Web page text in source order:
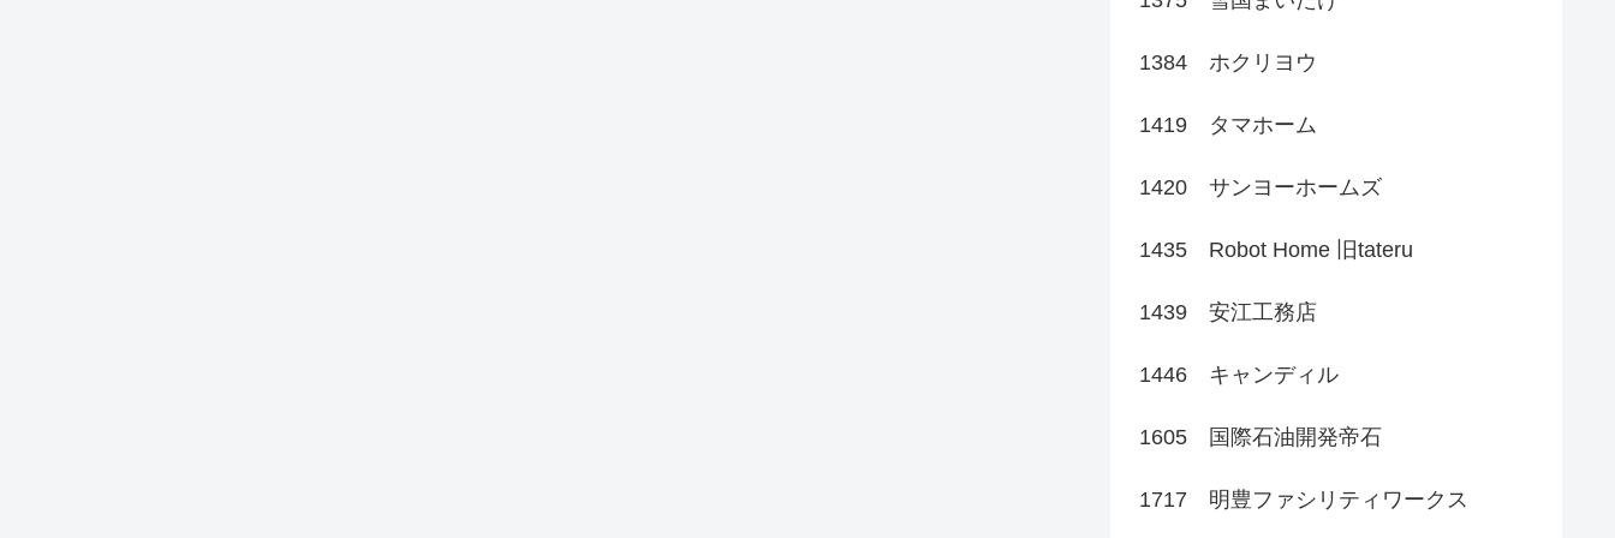
1384 ホクリヨウ
1419 タマホーム
1420 サンヨーホームズ
1435 Robot Home 旧tateru
1439 安江工務店
1446 キャンディル
1605 国際石油開発帝石
1717 明豊ファシリティワークス